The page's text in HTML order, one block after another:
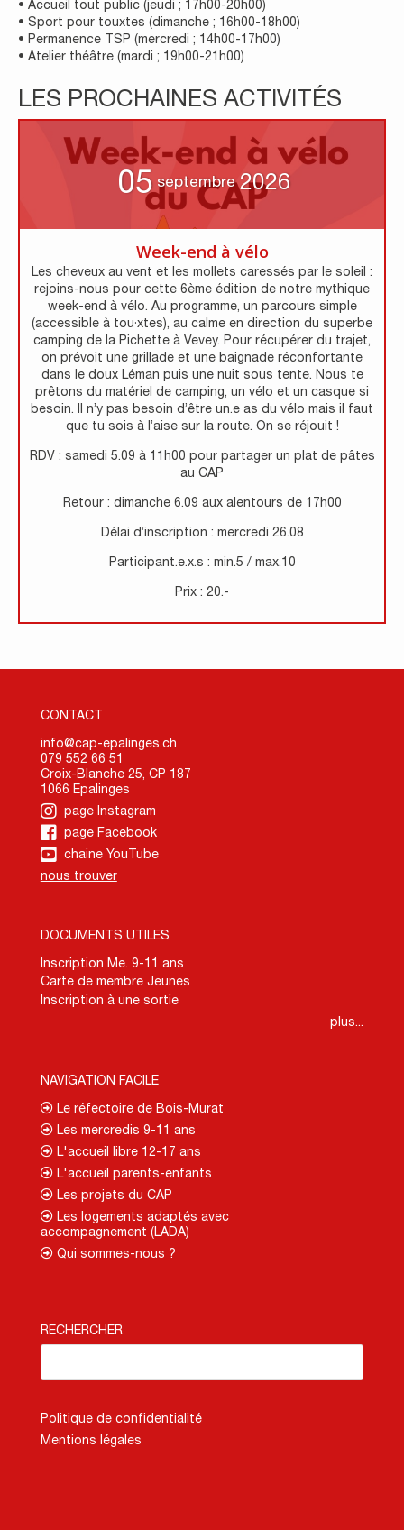
• Accueil tout public (jeudi ; 17h00-20h00)
• Sport pour touxtes (dimanche ; 16h00-18h00)
• Permanence TSP (mercredi ; 14h00-17h00)
• Atelier théâtre (mardi ; 19h00-21h00)
LES PROCHAINES ACTIVITÉS
05 septembre 2026
Week-end à vélo
Les cheveux au vent et les mollets caressés par le soleil :
rejoins-nous pour cette 6ème édition de notre mythique
week-end à vélo. Au programme, un parcours simple
(accessible à tou·xtes), au calme en direction du superbe
camping de la Pichette à Vevey. Pour récupérer du trajet,
on prévoit une grillade et une baignade réconfortante
dans le doux Léman puis une nuit sous tente. Nous te
prêtons du matériel de camping, un vélo et un casque si
besoin. Il n’y pas besoin d’être un.e as du vélo mais il faut
que tu sois à l’aise sur la route. On se réjouit !
RDV : samedi 5.09 à 11h00 pour partager un plat de pâtes
au CAP
Retour : dimanche 6.09 aux alentours de 17h00
Délai d’inscription : mercredi 26.08
Participant.e.x.s : min.5 / max.10
Prix : 20.-
CONTACT
info@cap-epalinges.ch
079 552 66 51
Croix-Blanche 25, CP 187
1066 Epalinges
page Instagram
page Facebook
chaine YouTube
nous trouver
DOCUMENTS UTILES
Inscription Me. 9-11 ans
Carte de membre Jeunes
Inscription à une sortie
plus...
NAVIGATION FACILE
Le réfectoire de Bois-Murat
Les mercredis 9-11 ans
L'accueil libre 12-17 ans
L'accueil parents-enfants
Les projets du CAP
Les logements adaptés avec
accompagnement (LADA)
Qui sommes-nous ?
RECHERCHER
Politique de confidentialité
Mentions légales